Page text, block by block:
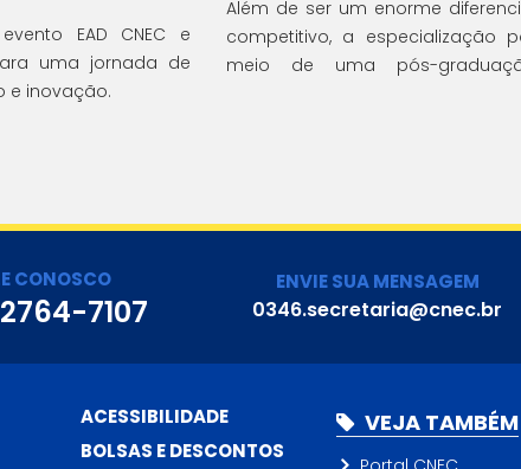
EAD CNEC e
uma jornada de
e inovação.
Além de ser um enorme
competitivo, a especialização
meio de uma pós-
CONOSCO
7107
ENVIE SUA MENSAGEM
0346.secretaria@cnec.br
ACESSIBILIDADE
BOLSAS E DESCONTOS
VEJA TAMBÉM